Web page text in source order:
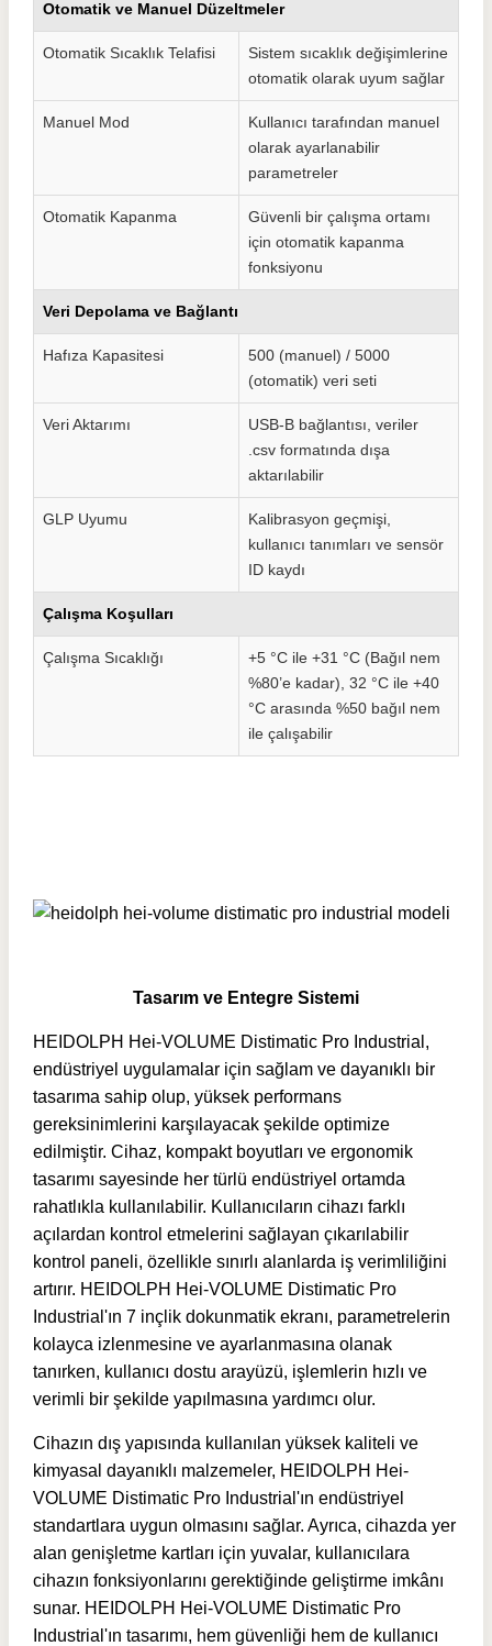
Otomatik ve Manuel Düzeltmeler
Otomatik Sıcaklık Telafisi
Sistem sıcaklık değişimlerine
otomatik olarak uyum sağlar
Manuel Mod
Kullanıcı tarafından manuel
olarak ayarlanabilir
parametreler
Otomatik Kapanma
Güvenli bir çalışma ortamı
için otomatik kapanma
fonksiyonu
Veri Depolama ve Bağlantı
Hafıza Kapasitesi
500 (manuel) / 5000
(otomatik) veri seti
Veri Aktarımı
USB-B bağlantısı, veriler
.csv formatında dışa
aktarılabilir
GLP Uyumu
Kalibrasyon geçmişi,
kullanıcı tanımları ve sensör
ID kaydı
Çalışma Koşulları
Çalışma Sıcaklığı
+5 °C ile +31 °C (Bağıl nem
%80’e kadar), 32 °C ile +40
°C arasında %50 bağıl nem
ile çalışabilir
Tasarım ve Entegre Sistemi
HEIDOLPH Hei-VOLUME Distimatic Pro Industrial,
endüstriyel uygulamalar için sağlam ve dayanıklı bir
tasarıma sahip olup, yüksek performans
gereksinimlerini karşılayacak şekilde optimize
edilmiştir. Cihaz, kompakt boyutları ve ergonomik
tasarımı sayesinde her türlü endüstriyel ortamda
rahatlıkla kullanılabilir. Kullanıcıların cihazı farklı
açılardan kontrol etmelerini sağlayan çıkarılabilir
kontrol paneli, özellikle sınırlı alanlarda iş verimliliğini
artırır. HEIDOLPH Hei-VOLUME Distimatic Pro
Industrial'ın 7 inçlik dokunmatik ekranı, parametrelerin
kolayca izlenmesine ve ayarlanmasına olanak
tanırken, kullanıcı dostu arayüzü, işlemlerin hızlı ve
verimli bir şekilde yapılmasına yardımcı olur.
Cihazın dış yapısında kullanılan yüksek kaliteli ve
kimyasal dayanıklı malzemeler, HEIDOLPH Hei-
VOLUME Distimatic Pro Industrial'ın endüstriyel
standartlara uygun olmasını sağlar. Ayrıca, cihazda yer
alan genişletme kartları için yuvalar, kullanıcılara
cihazın fonksiyonlarını gerektiğinde geliştirme imkânı
sunar. HEIDOLPH Hei-VOLUME Distimatic Pro
Industrial'ın tasarımı, hem güvenliği hem de kullanıcı